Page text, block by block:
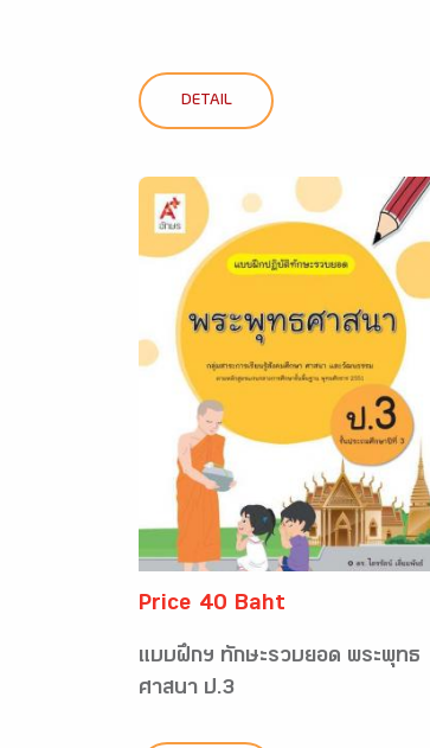
DETAIL
Price 40 Baht
แบบฝึกฯ ทักษะรวบยอด พระพุทธ
ศาสนา ป.3